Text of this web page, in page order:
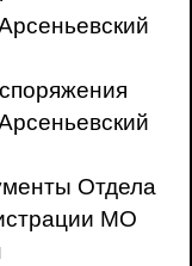
Отдела
МО